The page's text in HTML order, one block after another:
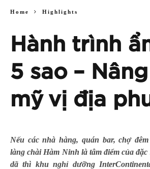
Home Highlights
Hành trình
5 sao –
mỹ vị địa
Nếu các nhà hàng, quán bar, chợ
làng chài Hàm Ninh là tâm điểm của
dã thì khu nghỉ dưỡng